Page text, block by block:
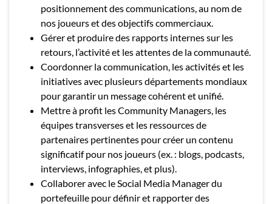
positionnement des communications, au nom de
nos joueurs et des objectifs commerciaux.
Gérer et produire des rapports internes sur les
retours, l’activité et les attentes de la communauté.
Coordonner la communication, les activités et les
initiatives avec plusieurs départements mondiaux
pour garantir un message cohérent et unifié.
Mettre à profit les Community Managers, les
équipes transverses et les ressources de
partenaires pertinentes pour créer un contenu
significatif pour nos joueurs (ex. : blogs, podcasts,
interviews, infographies, et plus).
Collaborer avec le Social Media Manager du
portefeuille pour définir et rapporter des